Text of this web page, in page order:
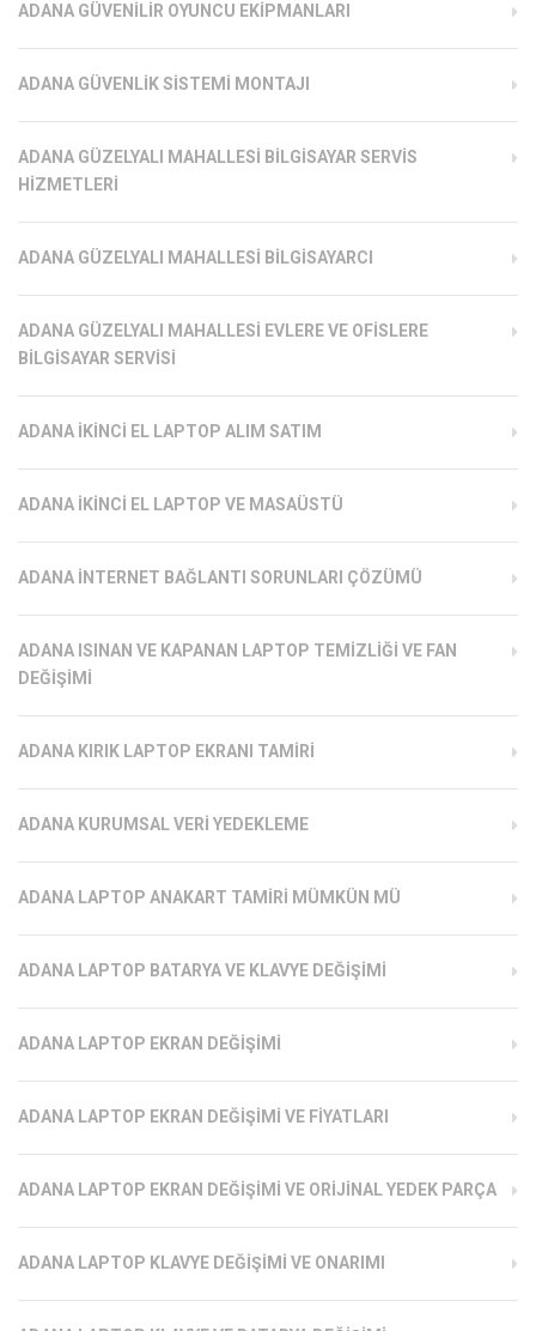
ADANA GÜVENILIR OYUNCU EKIPMANLARI
ADANA GÜVENLIK SISTEMI MONTAJI
ADANA GÜZELYALI MAHALLESI BILGISAYAR SERVIS
HIZMETLERI
ADANA GÜZELYALI MAHALLESI BILGISAYARCI
ADANA GÜZELYALI MAHALLESI EVLERE VE OFISLERE
BILGISAYAR SERVISI
ADANA İKINCI EL LAPTOP ALIM SATIM
ADANA İKINCI EL LAPTOP VE MASAÜSTÜ
ADANA İNTERNET BAĞLANTI SORUNLARI ÇÖZÜMÜ
ADANA ISINAN VE KAPANAN LAPTOP TEMIZLIĞI VE FAN
DEĞIŞIMI
ADANA KIRIK LAPTOP EKRANI TAMIRI
ADANA KURUMSAL VERI YEDEKLEME
ADANA LAPTOP ANAKART TAMIRI MÜMKÜN MÜ
ADANA LAPTOP BATARYA VE KLAVYE DEĞIŞIMI
ADANA LAPTOP EKRAN DEĞIŞIMI
ADANA LAPTOP EKRAN DEĞIŞIMI VE FIYATLARI
ADANA LAPTOP EKRAN DEĞIŞIMI VE ORIJINAL YEDEK PARÇA
ADANA LAPTOP KLAVYE DEĞIŞIMI VE ONARIMI